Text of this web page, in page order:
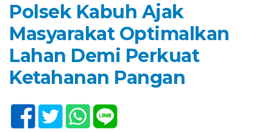
Polsek Kabuh Ajak
Masyarakat Optimalkan
Lahan Demi Perkuat
Ketahanan Pangan